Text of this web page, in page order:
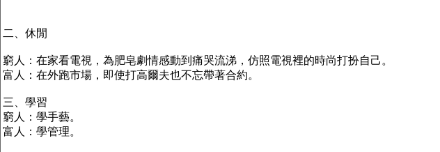
二、休閒
窮人：在家看電視，為肥皂劇情感動到痛哭流涕，仿照電視裡的時尚打扮自己。
富人：在外跑市場，即使打高爾夫也不忘帶著合約。
三、學習
窮人：學手藝。
富人：學管理。